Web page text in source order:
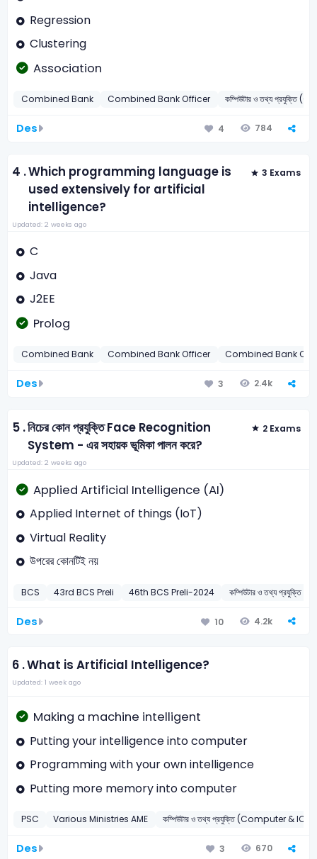
Regression
Clustering
Association
Combined Bank Combined Bank Officer কম্পিউটার ও তথ্য প্রযুক্তি
Des 4 784
4 .Which programming language is
used extensively for artificial
intelligence?
3 Exams
Updated: 2 weeks ago
C
Java
J2EE
Prolog
Combined Bank Combined Bank Officer Combined Bank
Des 3 2.4k
5 .নিচের কোন প্রযুক্তি Face Recognition
System - এর সহায়ক ভূমিকা পালন করে?
2 Exams
Updated: 2 weeks ago
Applied Artificial Intelligence (AI)
Applied Internet of things (IoT)
Virtual Reality
উপরের কোনটিই নয়
BCS 43rd BCS Preli 46th BCS Preli-2024 কম্পিউটার ও তথ্য
Des 10 4.2k
6 .What is Artificial Intelligence?
Updated: 1 week ago
Making a machine intelligent
Putting your intelligence into computer
Programming with your own intelligence
Putting more memory into computer
PSC Various Ministries AME কম্পিউটার ও তথ্য প্রযুক্তি (Computer & ICT)
Des 3 670